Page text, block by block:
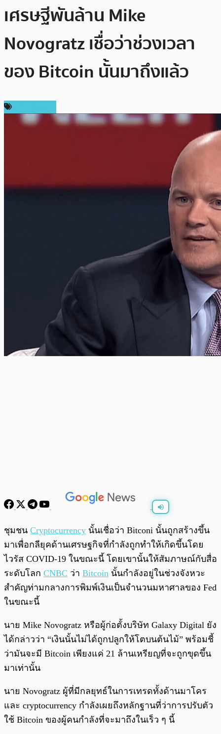
เศรษฐีพันล้าน Mike
Novogratz เชื่อว่าช่วงเวลา
ของ Bitcoin นั้นมาถึงแล้ว
/0:00
ชุมชน Cryptocurrency นั้นเชื่อว่า Bitconi นั้นถูกสร้างขึ้น
มาเพื่อกลียุคด้านเศรษฐกิจที่กำลังถูกทำให้เกิดขึ้นโดย
ไวรัส COVID-19 ในขณะนี้ โดยเขานั้นให้สัมภาษณ์กับสื่อ
ระดับโลก CNBC ว่า Bitcoin นั้นกำลังอยู่ในช่วงจังหวะ
สำคัญท่ามกลางการพิมพ์เงินเป็นจำนวนมหาศาลของ Fed
ในขณะนี้
นาย Mike Novogratz หรือผู้ก่อตั้งบริษัท Galaxy Digital ยัง
ได้กล่าวว่า “เงินนั้นไม่ได้ถูกปลูกให้โตบนต้นไม้” พร้อมชี้
ว่ามันจะมี Bitcoin เพียงแค่ 21 ล้านเหรียญที่จะถูกขุดขึ้น
มาเท่านั้น
นาย Novogratz ผู้ที่มีกลยุทธ์ในการเทรดทั้งด้านมาโคร
และ cryptocurrency กำลังเผยถึงหลักฐานที่ว่าการปรับตัว
ใช้ Bitcoin ของผู้คนกำลังที่จะมาถึงในเร็ว ๆ นี้